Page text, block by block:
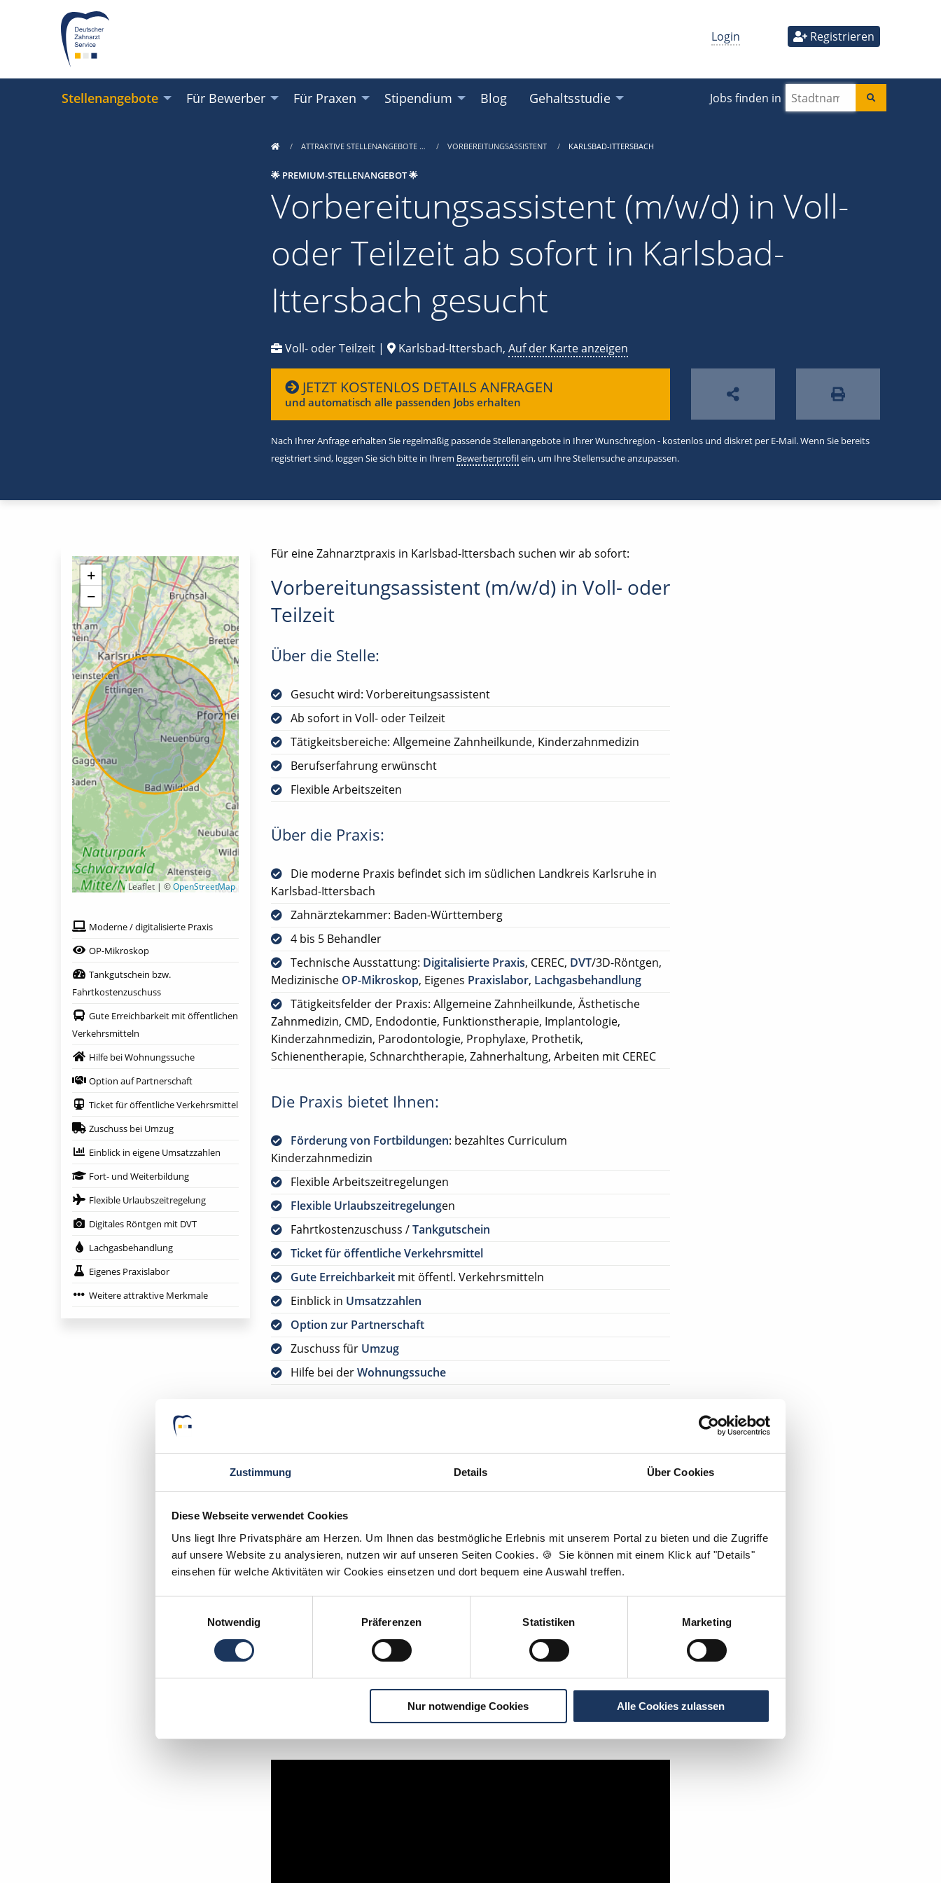
Zustimmung Details Über Cookies
Diese Webseite verwendet Cookies
Uns liegt Ihre Privatsphäre am Herzen. Um Ihnen das bestmögliche Erlebnis mit unserem Portal zu bieten und die Zugriffe
auf unsere Website zu analysieren, nutzen wir auf unseren Seiten Cookies. 🍪 Sie können mit einem Klick auf "Details"
einsehen für welche Aktivitäten wir Cookies einsetzen und dort bequem eine Auswahl treffen.
Notwendig
Präferenzen Statistiken Marketing
Nur notwendige Cookies Alle Cookies zulassen
Login Registrieren
Stellenangebote Für Bewerber Für Praxen Stipendium Blog Gehaltsstudie Jobs finden in
ATTRAKTIVE STELLENANGEBOTE … VORBEREITUNGSASSISTENT KARLSBAD-ITTERSBACH
🌟 PREMIUM-STELLENANGEBOT 🌟
Vorbereitungsassistent (m/w/d) in Voll-
oder Teilzeit ab sofort in Karlsbad-
Ittersbach gesucht
Voll- oder Teilzeit | Karlsbad-Ittersbach, Auf der Karte anzeigen
JETZT KOSTENLOS DETAILS ANFRAGEN
und automatisch alle passenden Jobs erhalten
Nach Ihrer Anfrage erhalten Sie regelmäßig passende Stellenangebote in Ihrer Wunschregion - kostenlos und diskret per E-Mail. Wenn Sie bereits
registriert sind, loggen Sie sich bitte in Ihrem Bewerberprofilein, um Ihre Stellensuche anzupassen.
Für eine Zahnarztpraxis in Karlsbad-Ittersbach suchen wir ab sofort:
Vorbereitungsassistent (m/w/d) in Voll- oder
Teilzeit
Über die Stelle:
Gesucht wird: Vorbereitungsassistent
Ab sofort in Voll- oder Teilzeit
Tätigkeitsbereiche: Allgemeine Zahnheilkunde, Kinderzahnmedizin
Berufserfahrung erwünscht
Flexible Arbeitszeiten
Über die Praxis:
Die moderne Praxis befindet sich im südlichen Landkreis Karlsruhe in
Karlsbad-Ittersbach
Zahnärztekammer: Baden-Württemberg
4 bis 5 Behandler
Technische Ausstattung: Digitalisierte Praxis, CEREC, DVT/3D-Röntgen,
Medizinische OP-Mikroskop, Eigenes Praxislabor, Lachgasbehandlung
Tätigkeitsfelder der Praxis: Allgemeine Zahnheilkunde, Ästhetische
Zahnmedizin, CMD, Endodontie, Funktionstherapie, Implantologie,
Kinderzahnmedizin, Parodontologie, Prophylaxe, Prothetik,
Schienentherapie, Schnarchtherapie, Zahnerhaltung, Arbeiten mit CEREC
Die Praxis bietet Ihnen:
Förderung von Fortbildungen: bezahltes Curriculum
Kinderzahnmedizin
Flexible Arbeitszeitregelungen
Flexible Urlaubszeitregelungen
Fahrtkostenzuschuss /Tankgutschein
Ticket für öffentliche Verkehrsmittel
Gute Erreichbarkeit mit öffentl. Verkehrsmitteln
Einblick in Umsatzzahlen
Option zur Partnerschaft
Zuschuss für Umzug
Hilfe bei derWohnungssuche
Ihr Deutscher Zahnarzt Service
Zahnarztpraxis Karlsbad-Ittersbach
76307 Karlsbad-Ittersbach
Momentan interessieren sich 6 Besucher Stellenangebote als Vorbereitungsassistent
In wenigen Schritten zu Ihrer Traumstelle - so geht's:
+
−
Leaflet | ©OpenStreetMap
Moderne / digitalisierte Praxis
OP-Mikroskop
Tankgutschein bzw.
Fahrtkostenzuschuss
Gute Erreichbarkeit mit öffentlichen
Verkehrsmitteln
Hilfe bei Wohnungssuche
Option auf Partnerschaft
Ticket für öffentliche Verkehrsmittel
Zuschuss bei Umzug
Einblick in eigene Umsatzzahlen
Fort- und Weiterbildung
Flexible Urlaubszeitregelung
Digitales Röntgen mit DVT
Lachgasbehandlung
Eigenes Praxislabor
Weitere attraktive Merkmale